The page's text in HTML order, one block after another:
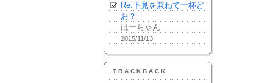
Re:下見を兼ねて一杯ど
お？
はーちゃん
2015/11/13
TRACKBACK